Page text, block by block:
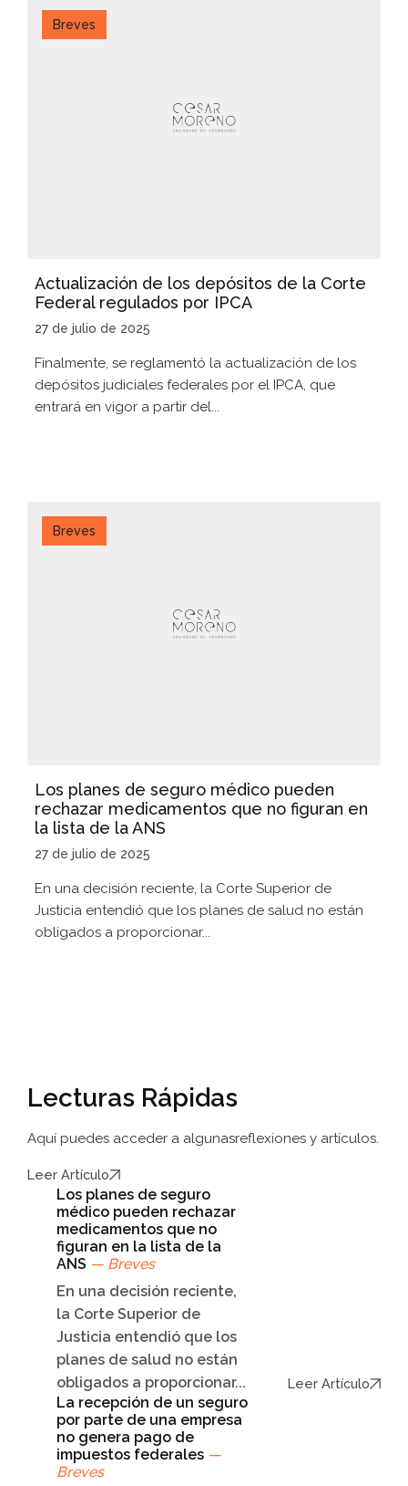
Breves
Actualización de los depósitos de la Corte
Federal regulados por IPCA
27 de julio de 2025
Finalmente, se reglamentó la actualización de los
depósitos judiciales federales por el IPCA, que
entrará en vigor a partir del...
Breves
Los planes de seguro médico pueden
rechazar medicamentos que no figuran en
la lista de la ANS
27 de julio de 2025
En una decisión reciente, la Corte Superior de
Justicia entendió que los planes de salud no están
obligados a proporcionar...
Lecturas Rápidas
Aquí puedes acceder a algunasreflexiones y artículos.
Leer Artículo
Los planes de seguro
médico pueden rechazar
medicamentos que no
figuran en la lista de la
ANS — Breves
En una decisión reciente,
la Corte Superior de
Justicia entendió que los
planes de salud no están
obligados a proporcionar...
Leer Artículo
La recepción de un seguro
por parte de una empresa
no genera pago de
impuestos federales —
Breves